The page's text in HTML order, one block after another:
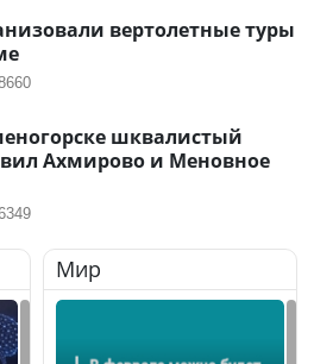
вертолетные туры
шквалистый
Ахмирово и Меновное
Мир